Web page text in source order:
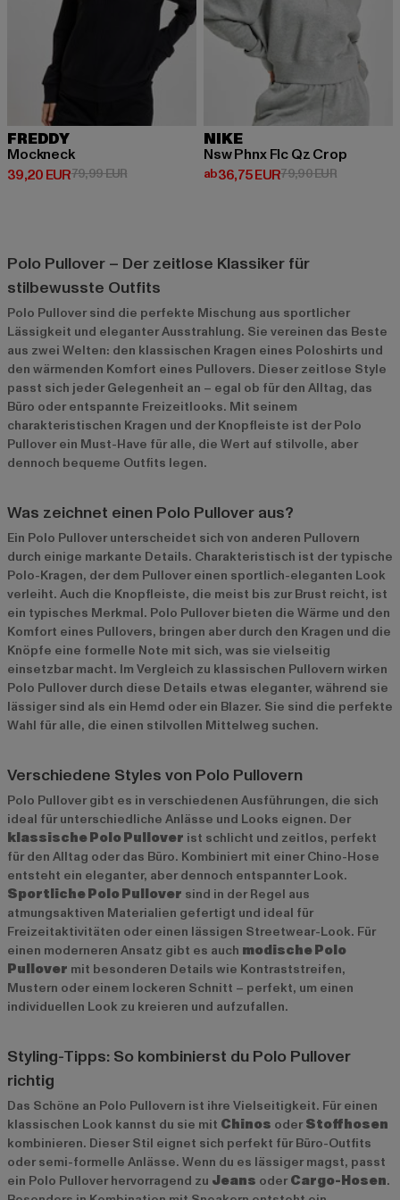
FREDDY
Mockneck
39,20 EUR
Derzeitiger Preis: 39,20 EUR
79,99 EURAktionspreis: 79,99 EUR
NIKE
Nsw Phnx Flc Qz Crop
ab36,75 EUR
Derzeitiger Preis: ab 36,75 EUR
79,90 EUR
Polo Pullover – Der zeitlose Klassiker für
stilbewusste Outfits
Polo Pullover sind die perfekte Mischung aus sportlicher
Lässigkeit und eleganter Ausstrahlung. Sie vereinen das Beste
aus zwei Welten: den klassischen Kragen eines Poloshirts und
den wärmenden Komfort eines Pullovers. Dieser zeitlose Style
passt sich jeder Gelegenheit an – egal ob für den Alltag, das
Büro oder entspannte Freizeitlooks. Mit seinem
charakteristischen Kragen und der Knopfleiste ist der Polo
Pullover ein Must-Have für alle, die Wert auf stilvolle, aber
dennoch bequeme Outfits legen.
Was zeichnet einen Polo Pullover aus?
Ein Polo Pullover unterscheidet sich von anderen Pullovern
durch einige markante Details. Charakteristisch ist der typische
Polo-Kragen, der dem Pullover einen sportlich-eleganten Look
verleiht. Auch die Knopfleiste, die meist bis zur Brust reicht, ist
ein typisches Merkmal. Polo Pullover bieten die Wärme und den
Komfort eines Pullovers, bringen aber durch den Kragen und die
Knöpfe eine formelle Note mit sich, was sie vielseitig
einsetzbar macht. Im Vergleich zu klassischen Pullovern wirken
Polo Pullover durch diese Details etwas eleganter, während sie
lässiger sind als ein Hemd oder ein Blazer. Sie sind die perfekte
Wahl für alle, die einen stilvollen Mittelweg suchen.
Verschiedene Styles von Polo Pullovern
Polo Pullover gibt es in verschiedenen Ausführungen, die sich
ideal für unterschiedliche Anlässe und Looks eignen. Der
klassische Polo Pullover ist schlicht und zeitlos, perfekt
für den Alltag oder das Büro. Kombiniert mit einer Chino-Hose
entsteht ein eleganter, aber dennoch entspannter Look.
Sportliche Polo Pullover sind in der Regel aus
atmungsaktiven Materialien gefertigt und ideal für
Freizeitaktivitäten oder einen lässigen Streetwear-Look. Für
einen moderneren Ansatz gibt es auch modische Polo
Pullover mit besonderen Details wie Kontraststreifen,
Mustern oder einem lockeren Schnitt – perfekt, um einen
individuellen Look zu kreieren und aufzufallen.
Styling-Tipps: So kombinierst du Polo Pullover
richtig
Das Schöne an Polo Pullovern ist ihre Vielseitigkeit. Für einen
klassischen Look kannst du sie mit Chinos oder Stoffhosen
kombinieren. Dieser Stil eignet sich perfekt für Büro-Outfits
oder semi-formelle Anlässe. Wenn du es lässiger magst, passt
ein Polo Pullover hervorragend zu Jeans oder Cargo-Hosen.